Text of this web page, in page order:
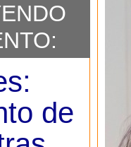
de